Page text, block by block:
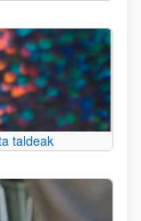
taldeak